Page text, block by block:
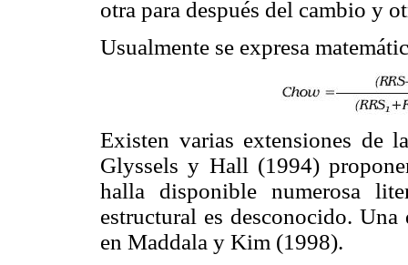
otra para después del cambio y
Usualmente se expresa
Existen varias extensiones de
Glyssels y Hall (1994)
halla disponible numerosa
estructural es desconocido.
en Maddala y Kim (1998).